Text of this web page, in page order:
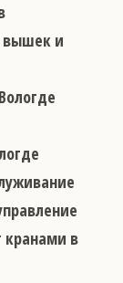
вышек и
кранами в